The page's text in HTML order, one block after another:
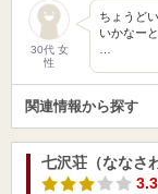
30代 女
性
ちょうど
いかなー
関連情報から探す
七沢荘（ななさ